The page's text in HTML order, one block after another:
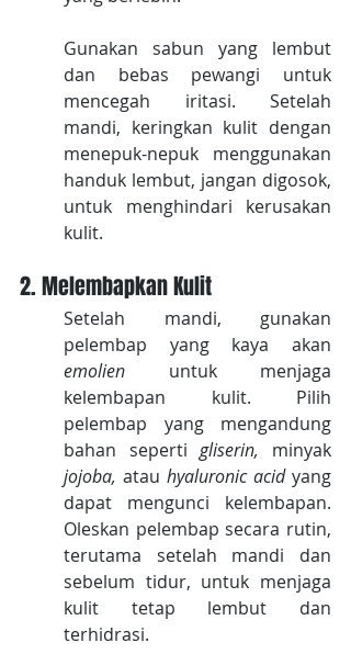
Gunakan sabun yang lembut
dan bebas pewangi untuk
mencegah iritasi. Setelah
mandi, keringkan kulit dengan
menepuk-nepuk menggunakan
handuk lembut, jangan digosok,
untuk menghindari kerusakan
kulit.
2. Melembapkan Kulit
Setelah mandi, gunakan
emolien untuk menjaga
kelembapan kulit. Pilih
pelembap yang mengandung
bahan seperti gliserin,
jojoba, atau hyaluronic acid yang
dapat mengunci kelembapan.
Oleskan pelembap secara rutin,
terutama setelah mandi dan
sebelum tidur, untuk menjaga
kulit tetap lembut dan
terhidrasi.